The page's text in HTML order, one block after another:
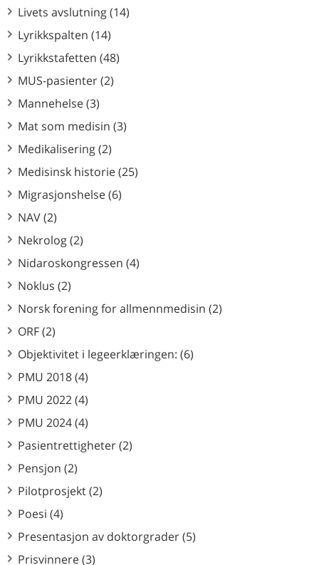
Livets avslutning (14)
Lyrikkspalten (14)
Lyrikkstafetten (48)
MUS-pasienter (2)
Mannehelse (3)
Mat som medisin (3)
Medikalisering (2)
Medisinsk historie (25)
Migrasjonshelse (6)
NAV (2)
Nekrolog (2)
Nidaroskongressen (4)
Noklus (2)
Norsk forening for allmennmedisin (2)
ORF (2)
Objektivitet i legeerklæringen: (6)
PMU 2018 (4)
PMU 2022 (4)
PMU 2024 (4)
Pasientrettigheter (2)
Pensjon (2)
Pilotprosjekt (2)
Poesi (4)
Presentasjon av doktorgrader (5)
Prisvinnere (3)